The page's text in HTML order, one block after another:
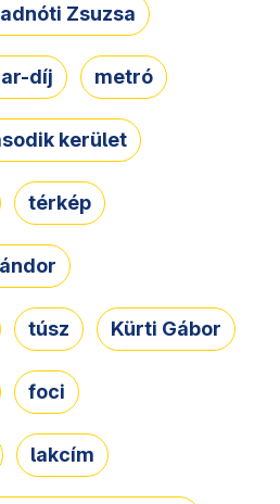
Zsuzsa
díj metró
kerület
térkép
túsz Kürti Gábor
foci
lakcím